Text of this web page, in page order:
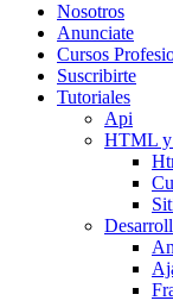
Nosotros
Anunciate
Cursos
Suscribirte
Tutoriales
Api
HTML y